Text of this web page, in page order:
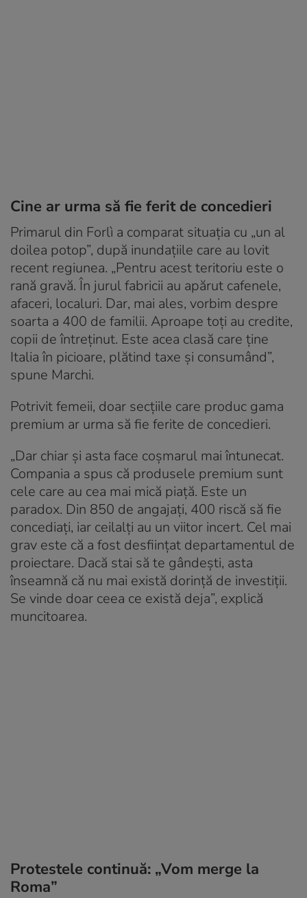
Cine ar urma să fie ferit de concedieri
Primarul din Forlì a comparat situația cu „un al
doilea potop”, după inundațiile care au lovit
recent regiunea. „Pentru acest teritoriu este o
rană gravă. În jurul fabricii au apărut cafenele,
afaceri, localuri. Dar, mai ales, vorbim despre
soarta a 400 de familii. Aproape toți au credite,
copii de întreținut. Este acea clasă care ține
Italia în picioare, plătind taxe și consumând”,
spune Marchi.
Potrivit femeii, doar secțiile care produc gama
premium ar urma să fie ferite de concedieri.
„Dar chiar și asta face coșmarul mai întunecat.
Compania a spus că produsele premium sunt
cele care au cea mai mică piață. Este un
paradox. Din 850 de angajați, 400 riscă să fie
concediați, iar ceilalți au un viitor incert. Cel mai
grav este că a fost desființat departamentul de
proiectare. Dacă stai să te gândești, asta
înseamnă că nu mai există dorință de investiții.
Se vinde doar ceea ce există deja”, explică
muncitoarea.
Protestele continuă: „Vom merge la
Roma”